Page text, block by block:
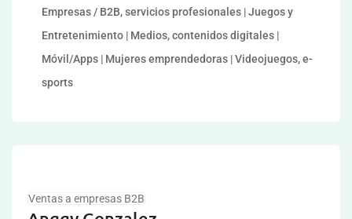
Empresas / B2B, servicios profesionales | Juegos y
Entretenimiento | Medios, contenidos digitales |
Móvil/Apps | Mujeres emprendedoras | Videojuegos, e-
sports
Ventas a empresas B2B